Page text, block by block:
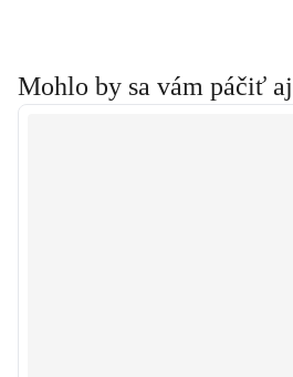
Mohlo by sa vám páčiť aj